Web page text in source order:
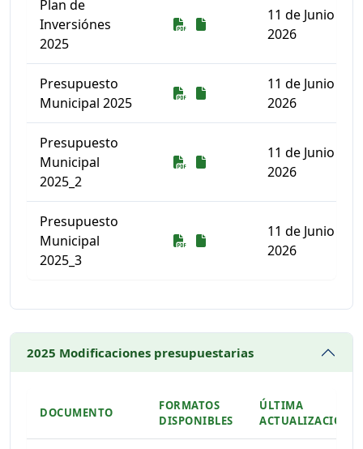
Plan de
Inversiónes
2025
Descarga
Descarga
11 de Junio de
2026
Presupuesto
Municipal 2025
Descarga
Descarga
11 de Junio de
2026
Presupuesto
Municipal
2025_2
Descarga
Descarga
11 de Junio de
2026
Presupuesto
Municipal
2025_3
Descarga
Descarga
11 de Junio de
2026
2025 Modificaciones presupuestarias
DOCUMENTO
FORMATOS
DISPONIBLES
ÚLTIMA
ACTUALIZACIÓN